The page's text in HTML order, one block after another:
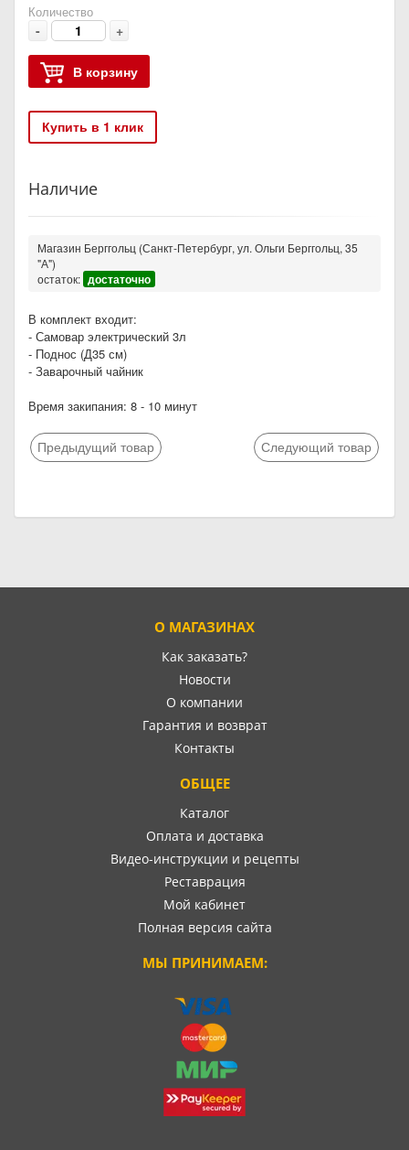
Количество
- +
В корзину
Купить в 1 клик
Наличие
Магазин Берггольц (Санкт-Петербург, ул. Ольги Берггольц, 35
"А")
остаток: достаточно
В комплект входит:
- Самовар электрический 3л
- Поднос (Д35 см)
- Заварочный чайник
Время закипания: 8 - 10 минут
Предыдущий товар Следующий товар
О МАГАЗИНАХ
Как заказать?
Новости
О компании
Гарантия и возврат
Контакты
ОБЩЕЕ
Каталог
Оплата и доставка
Видео-инструкции и рецепты
Реставрация
Мой кабинет
Полная версия сайта
МЫ ПРИНИМАЕМ: